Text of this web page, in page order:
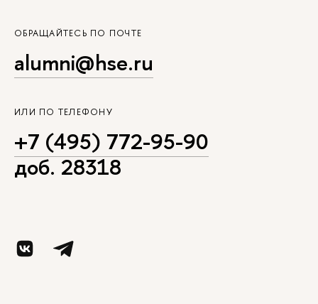
ОБРАЩАЙТЕСЬ ПО ПОЧТЕ
alumni@hse.ru
ИЛИ ПО ТЕЛЕФОНУ
+7 (495) 772-95-90
доб. 28318